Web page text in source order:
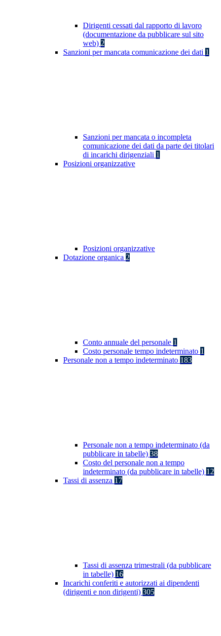
Dirigenti cessati dal rapporto di lavoro
(documentazione da pubblicare sul sito
web) 2
Sanzioni per mancata comunicazione dei dati 1
Sanzioni per mancata o incompleta
comunicazione dei dati da parte dei titolari
di incarichi dirigenziali 1
Posizioni organizzative
Posizioni organizzative
Dotazione organica 2
Conto annuale del personale 1
Costo personale tempo indeterminato 1
Personale non a tempo indeterminato 183
Personale non a tempo indeterminato (da
pubblicare in tabelle) 38
Costo del personale non a tempo
indeterminato (da pubblicare in tabelle) 12
Tassi di assenza 17
Tassi di assenza trimestrali (da pubblicare
in tabelle) 16
Incarichi conferiti e autorizzati ai dipendenti
(dirigenti e non dirigenti) 305